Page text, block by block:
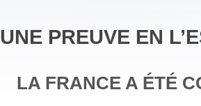
UNE PREUVE EN
LA FRANCE A ÉTÉ